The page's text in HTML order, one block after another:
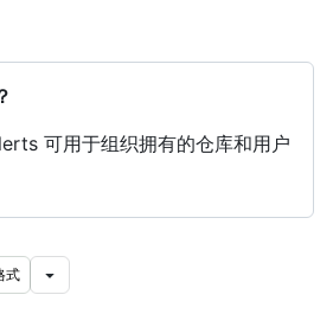
可用于组织拥有的仓库和用户
式